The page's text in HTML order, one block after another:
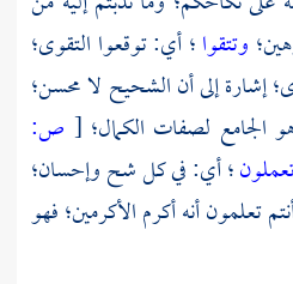
وتتقوا؛ أي: توقعوا التقوى؛
إشارة إلى أن الشحيح لا محسن؛
الجامع لصفات الكمال؛ [ ص:
؛ أي: في كل شح وإحسان؛
تعلمون أنه أكرم الأكرمين؛ فهو